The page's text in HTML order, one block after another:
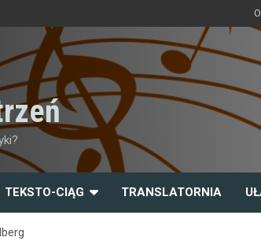
TEKSTO-CIĄG TRANSLATORNIA